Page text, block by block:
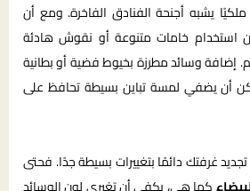
يشبه أجنحة الفنادق الفاخرة. ومع أن
أن استخدام خامات متنوعة أو نقوش هادئة
إضافة وسائد مطرزة بخيوط فضية أو بطانية
أن يضفي لمسة تباين بسيطة تحافظ على
غرفتك دائمًا بتغييرات بسيطة جدًا. فحتى